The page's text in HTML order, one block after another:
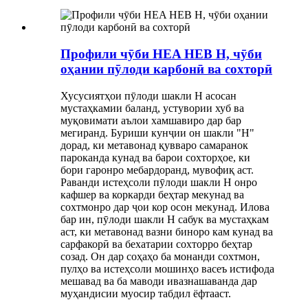
Профили чӯби HEA HEB H, чӯби
оҳании пӯлоди карбонӣ ва сохторӣ
Хусусиятҳои пӯлоди шакли H асосан
мустаҳкамии баланд, устувории хуб ва
муқовимати аълои хамшавиро дар бар
мегиранд. Буриши кунҷии он шакли "H"
дорад, ки метавонад қувваро самаранок
пароканда кунад ва барои сохторҳое, ки
бори гаронро мебардоранд, мувофиқ аст.
Раванди истеҳсоли пӯлоди шакли H онро
кафшер ва коркарди беҳтар мекунад ва
сохтмонро дар ҷои кор осон мекунад. Илова
бар ин, пӯлоди шакли H сабук ва мустаҳкам
аст, ки метавонад вазни биноро кам кунад ва
сарфакорӣ ва бехатарии сохторро беҳтар
созад. Он дар соҳаҳо ба монанди сохтмон,
пулҳо ва истеҳсоли мошинҳо васеъ истифода
мешавад ва ба маводи ивазнашаванда дар
муҳандисии муосир табдил ёфтааст.